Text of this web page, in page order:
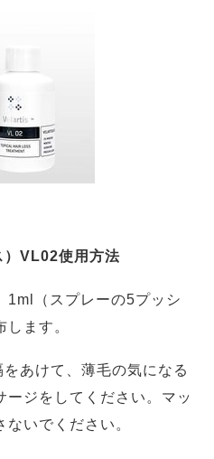
VL02使用方法
1ml（スプレーの5プッシ
ます。
あけて、薄毛の気になる
ージをしてください。マッ
いでください。